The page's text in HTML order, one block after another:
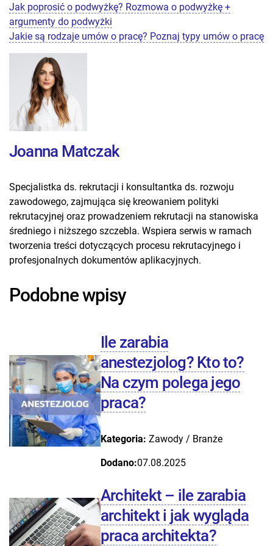
Jak poprosić o podwyżkę? Rozmowa o podwyżkę +
argumenty do podwyżki
Jakie są rodzaje umów o pracę? Poznaj typy umów o pracę
Joanna Matczak
Specjalistka ds. rekrutacji i konsultantka ds. rozwoju
zawodowego, zajmująca się kreowaniem polityki
rekrutacyjnej oraz prowadzeniem rekrutacji na stanowiska
średniego i niższego szczebla. Wspiera serwis w ramach
tworzenia treści dotyczących procesu rekrutacyjnego i
profesjonalnych dokumentów aplikacyjnych.
Podobne wpisy
Ile zarabia
anestezjolog? Kto to?
Na czym polega jego
praca?
Kategoria: Zawody / Branże
Dodano:07.08.2025
Architekt – ile zarabia
architekt i jak wygląda
praca architekta?